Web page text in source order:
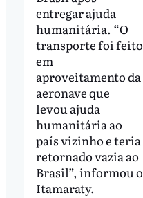
entregar ajuda
humanitária. “O
transporte foi feito
em
aproveitamento da
aeronave que
levou ajuda
humanitária ao
país vizinho e teria
retornado vazia ao
Brasil”, informou o
Itamaraty.